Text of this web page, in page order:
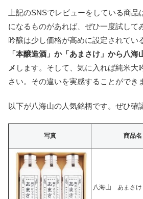
上記のSNSでレビューをしている商
になるものがあれば、ぜひ一度試して
吟醸は少し価格が高めに設定されてい
「本醸造酒」か「あまさけ」から八海
メ します。そして、気に入れば純米大
さい。その違いを実感することができ
以下が八海山の人気銘柄です。ぜひ確
写真 商品名
八海山 あまさけ